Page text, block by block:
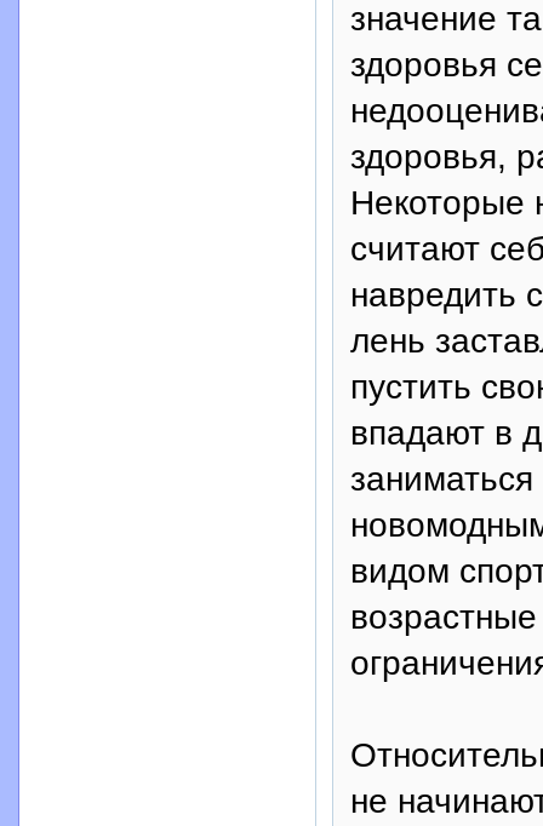
значение
здоровья
здоровья,
Некоторые
считают
навредить
лень
пустить
впадают в
видом
не